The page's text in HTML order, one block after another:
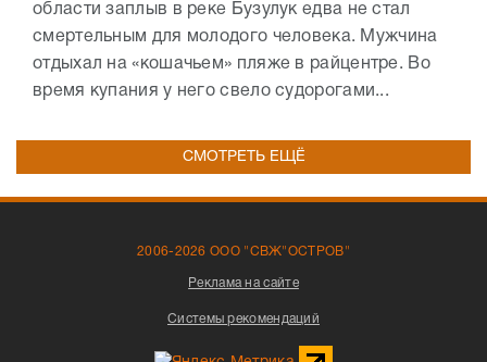
области заплыв в реке Бузулук едва не стал
смертельным для молодого человека. Мужчина
отдыхал на «кошачьем» пляже в райцентре. Во
время купания у него свело судорогами...
СМОТРЕТЬ ЕЩЁ
2006-2026 ООО "СВЖ"ОСТРОВ"
Реклама на сайте
Системы рекомендаций